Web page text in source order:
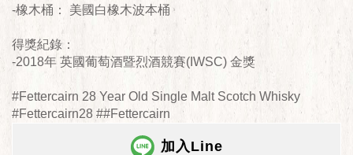
-橡木桶： 美國白橡木波本桶
得獎紀錄：
-2018年 英國葡萄酒暨烈酒競賽(IWSC) 金獎
#Fettercairn 28 Year Old Single Malt Scotch Whisky
#Fettercairn28 ##Fettercairn
加入Line